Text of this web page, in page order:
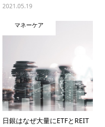
2021.05.19
マネーケア
日銀はなぜ大量にETFとREIT